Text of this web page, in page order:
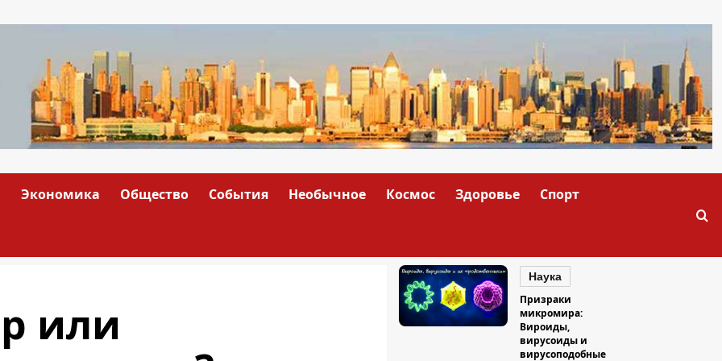
Экономика Общество События Необычное Космос Здоровье Спорт
или
Наука
Призраки
микромира:
Вироиды,
вирусоиды и
вирусоподобные